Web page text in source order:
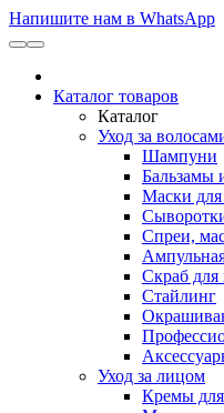
Напишите нам в WhatsApp
Каталог товаров
Каталог
Уход за
Шампуни
Бальзамы
Маски для
Спреи,
Скраб
Стайлинг
Уход за лицом
Кремы